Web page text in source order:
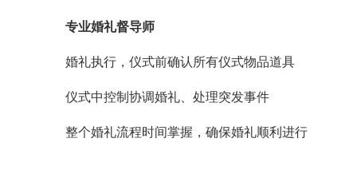
专业婚礼督导师
婚礼执行，仪式前确认所有仪式物品道具
仪式中控制协调婚礼、处理突发事件
整个婚礼流程时间掌握，确保婚礼顺利进行